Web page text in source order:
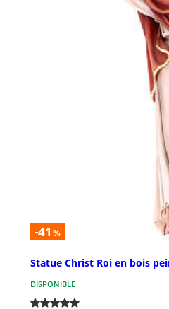
-41 %
Statue Christ Roi en bois
DISPONIBLE